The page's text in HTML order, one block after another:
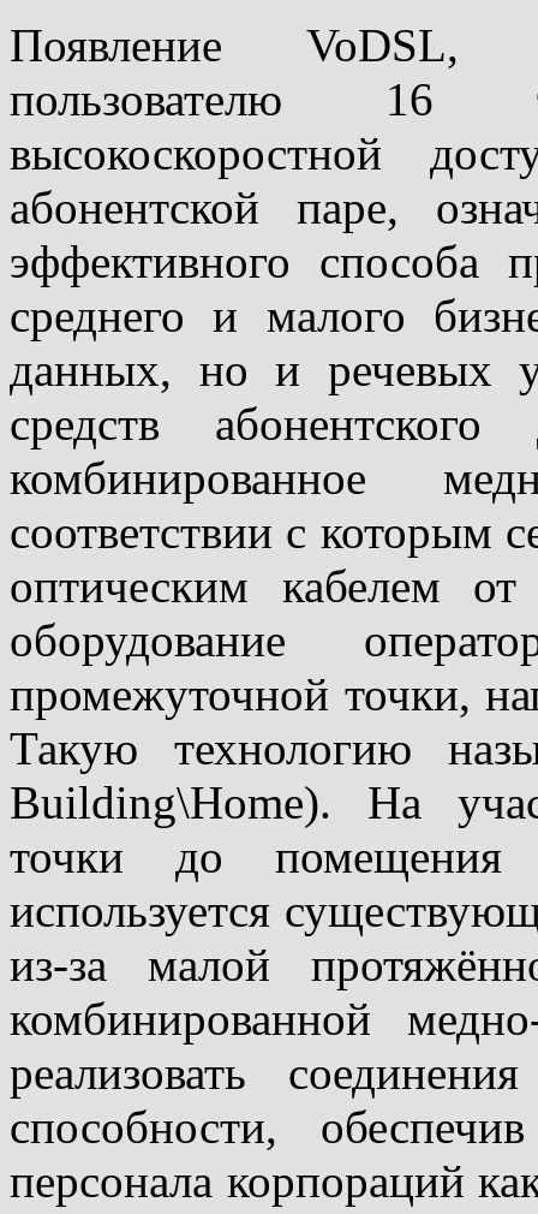
Появление VoDSL,
пользователю 16
высокоскоростной
абонентской паре,
эффективного способа
среднего и малого
данных, но и речевых
средств
комбинированное
соответствии с которым
оптическим кабелем
оборудование
промежуточной точки,
Такую технологию
Building\Home). На
точки до помещения
используется
из-за малой
комбинированной
реализовать
способности,
персонала корпораций